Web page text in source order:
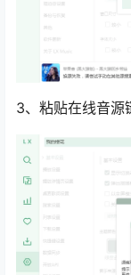
3、粘贴在线音源